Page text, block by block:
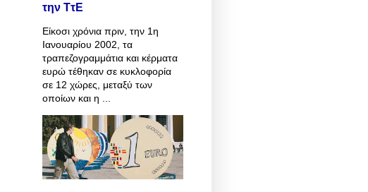
την ΤτΕ
Είκοσι χρόνια πριν, την 1η
Ιανουαρίου 2002, τα
τραπεζογραμμάτια και κέρματα
ευρώ τέθηκαν σε κυκλοφορία
σε 12 χώρες, μεταξύ των
οποίων και η ...